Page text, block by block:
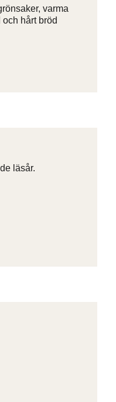
varma
hårt bröd
läsår.